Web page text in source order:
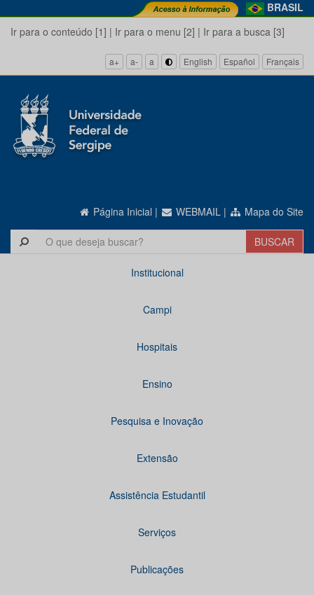
BRASIL
Ir para o conteúdo [1] | Ir para o menu [2] | Ir para a busca [3]
a+ a- a English Español Français
Página Inicial | WEBMAIL | Mapa do Site
Institucional
Campi
Hospitais
Ensino
Pesquisa e Inovação
Extensão
Assistência Estudantil
Serviços
Publicações